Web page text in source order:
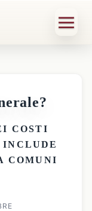
COSTI
INCLUDE
COMUNI